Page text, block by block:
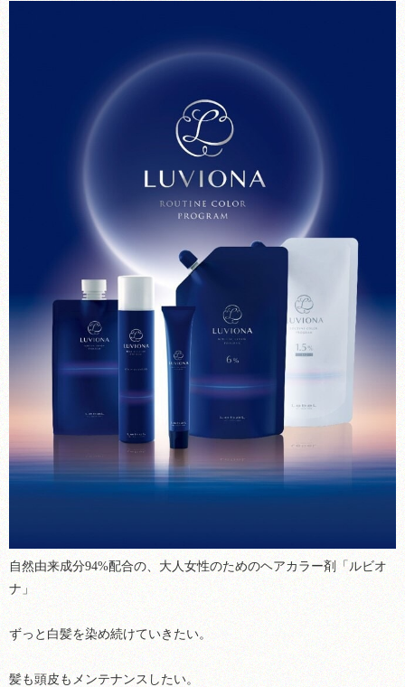
自然由来成分94%配合の、 大人女性のためのヘアカラー剤
「ルビオ
ナ」
ずっと白髪を染め続けていきたい。
髪も頭皮もメンテナンスしたい。